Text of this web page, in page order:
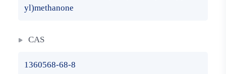
yl)methanone
CAS
1360568-68-8